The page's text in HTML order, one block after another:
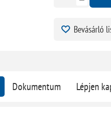
Bevásárló
Dokumentum Lépjen